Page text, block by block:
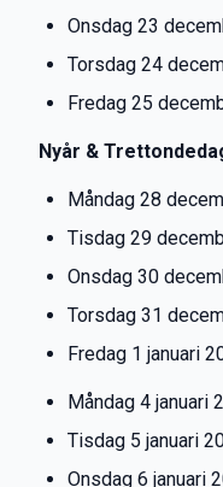
Onsdag 23
Torsdag 24
Fredag 25
Nyår &
Måndag 28
Tisdag 29
Onsdag 30
Torsdag 31
Fredag 1 januari
Måndag 4 januari
Tisdag 5 januari
Onsdag 6 januari